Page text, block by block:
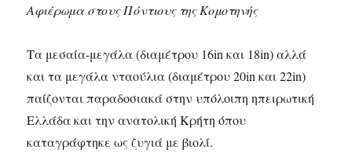
Αφιέρωμα στους Πόντιους της Κομοτηνής
Τα μεσαία-μεγάλα (διαμέτρου 16in και 18in) αλλά
και τα μεγάλα νταούλια (διαμέτρου 20in και 22in)
παίζονται παραδοσιακά στην υπόλοιπη ηπειρωτική
Ελλάδα και την ανατολική Κρήτη όπου
καταγράφτηκε ως ζυγιά με βιολί.